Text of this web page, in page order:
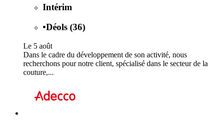
Intérim
•Déols (36)
Le 5 août
Dans le cadre du développement de son activité, nous
recherchons pour notre client, spécialisé dans le secteur de la
couture,...